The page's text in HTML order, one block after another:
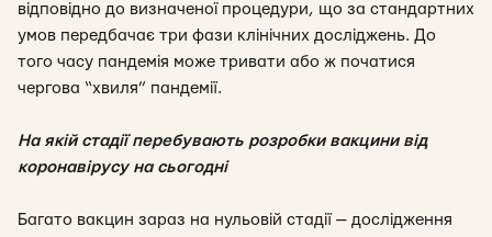
відповідно до визначеної процедури, що за стандартних
умов передбачає три фази клінічних досліджень. До
того часу пандемія може тривати або ж початися
чергова “хвиля” пандемії.
На якій стадії перебувають розробки вакцини від
коронавірусу на сьогодні
Багато вакцин зараз на нульовій стадії — дослідження